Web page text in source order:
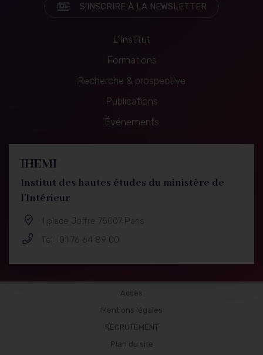
S'INSCRIRE À LA NEWSLETTER
Navigation
L'Institut
Formations
Recherche & prospective
Publications
Événements
IHEMI
Institut des hautes études du ministère de
l'Intérieur
1 place Joffre 75007 Paris
Tel : 01 76 64 89 00
Accès
Mentions légales
RECRUTEMENT
Plan du site